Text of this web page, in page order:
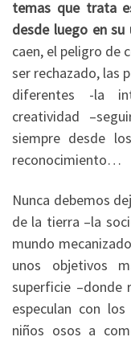
temas que trata
desde luego en
caen, el peligro de
ser rechazado, las
diferentes -la
creatividad
siempre desde
reconocimiento…
Nunca debemos
de la tierra –la
mundo
unos objetivos
superficie –donde
especulan con
niños osos a